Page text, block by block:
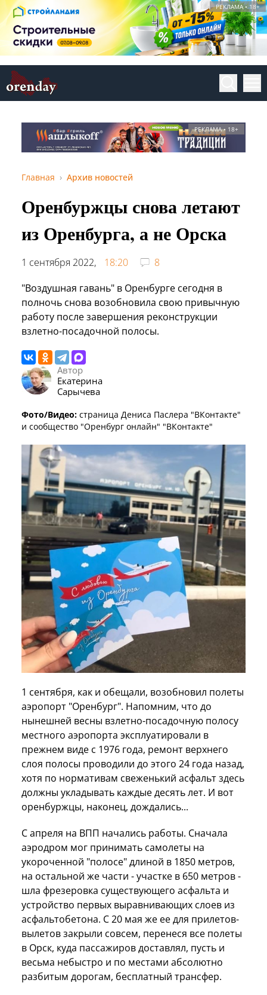
РЕКЛАМА • 18+
РЕКЛАМА • 18+
Главная Архив новостей
Оренбуржцы снова летают
из Оренбурга, а не Орска
1 сентября 2022, 18:20
8
"Воздушная гавань" в Оренбурге сегодня в
полночь снова возобновила свою привычную
работу после завершения реконструкции
взлетно-посадочной полосы.
Автор
Екатерина
Сарычева
Фото/Видео: страница Дениса Паслера "ВКонтакте"
и сообщество "Оренбург онлайн" "ВКонтакте"
1 сентября, как и обещали, возобновил полеты
аэропорт "Оренбург". Напомним, что до
нынешней весны взлетно-посадочную полосу
местного аэропорта эксплуатировали в
прежнем виде с 1976 года, ремонт верхнего
слоя полосы проводили до этого 24 года назад,
хотя по нормативам свеженький асфальт здесь
должны укладывать каждые десять лет. И вот
оренбуржцы, наконец, дождались...
С апреля на ВПП начались работы. Сначала
аэродром мог принимать самолеты на
укороченной "полосе" длиной в 1850 метров,
на остальной же части - участке в 650 метров -
шла фрезеровка существующего асфальта и
устройство первых выравнивающих слоев из
асфальтобетона. С 20 мая же ее для прилетов-
вылетов закрыли совсем, перенеся все полеты
в Орск, куда пассажиров доставлял, пусть и
весьма небыстро и по местами абсолютно
разбитым дорогам, бесплатный трансфер.